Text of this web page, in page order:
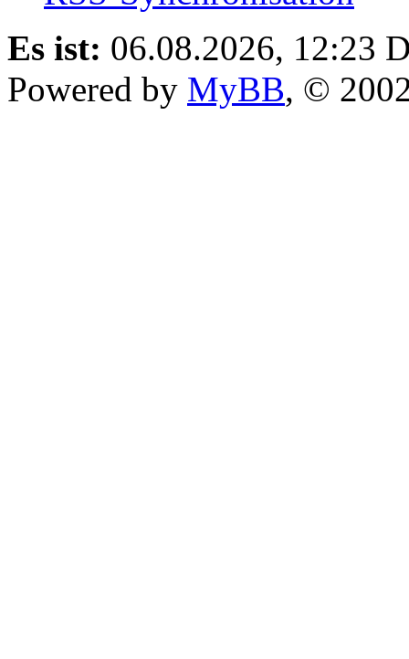
Es ist: 06.08.2026, 12:23
Powered by MyBB, ©